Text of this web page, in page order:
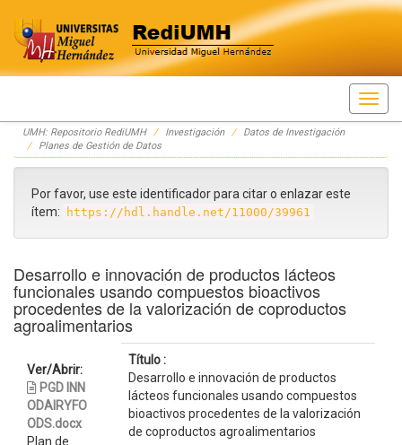
Skip
navigation
UMH: Repositorio RediUMH Investigación
Datos de Investigación
Planes de Gestión de Datos
Por favor, use este identificador para citar o enlazar este
ítem:
https://hdl.handle.net/11000/39961
Desarrollo e innovación de productos lácteos
funcionales usando compuestos bioactivos
procedentes de la valorización de coproductos
agroalimentarios
Ver/Abrir:
PGD INN
ODAIRYFO
ODS.docx
Plan de
Título :
Desarrollo e innovación de productos
lácteos funcionales usando compuestos
bioactivos procedentes de la valorización
de coproductos agroalimentarios